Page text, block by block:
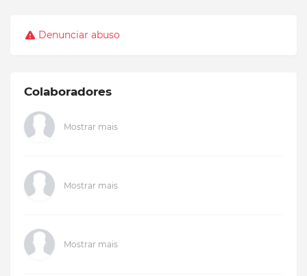
Denunciar abuso
Colaboradores
Mostrar mais
Mostrar mais
Mostrar mais